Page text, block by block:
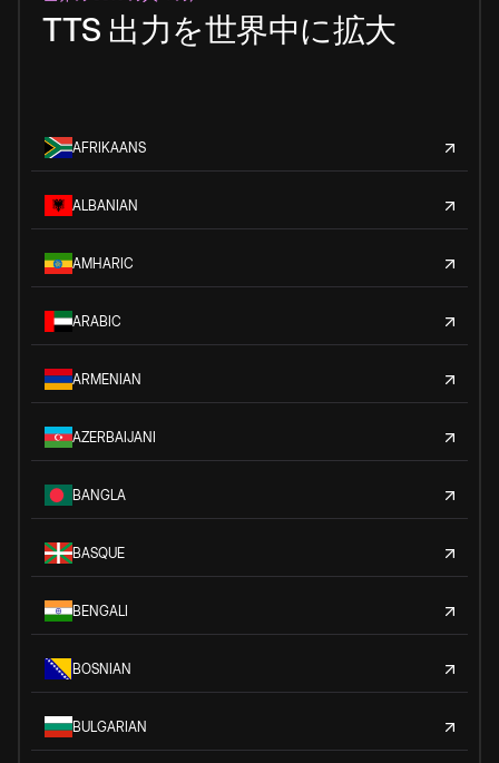
TTS 出力を世界中に拡大
AFRIKAANS
ALBANIAN
AMHARIC
ARABIC
ARMENIAN
AZERBAIJANI
BANGLA
BASQUE
BENGALI
BOSNIAN
BULGARIAN